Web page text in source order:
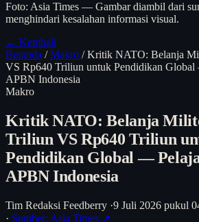
Foto: Asia Times — Gambar diambil dari
menghindari kesalahan informasi visual.
← Kembali
Beranda / Makro / Kritik NATO: Belanja
VS Rp640 Triliun untuk Pendidikan Global
APBN Indonesia
Makro
Kritik NATO: Belanja
Triliun VS Rp640 Triliun
Pendidikan Global —
APBN Indonesia
Tim Redaksi Feedberry ·9 Juli 2026 pukul
· Sumber: Asia Times ↗